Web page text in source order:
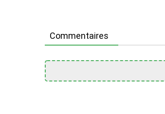
Commentaires